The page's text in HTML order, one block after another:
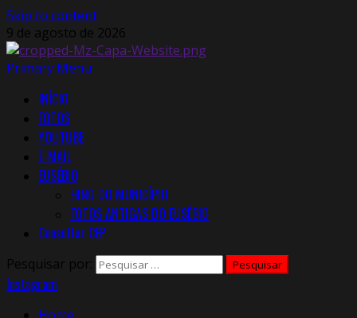
Skip to content
9 de agosto de 2026
Primary Menu
INÍCIO
FOTOS
YOUTUBE
E-MAIL
EUSÉBIO
HINO DO MUNICÍPIO
FOTOS ANTIGAS DO EUSÉBIO
Consultar CEP
Pesquisar por:
Instagram